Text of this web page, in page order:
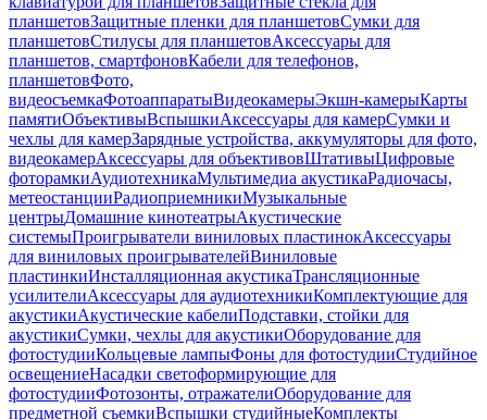
планшетовЗащитные пленки для планшетовСумки для
планшетовСтилусы для планшетовАксессуары для
планшетов, смартфоновКабели для телефонов,
планшетовФото,
видеосъемкаФотоаппаратыВидеокамерыЭкшн-камерыКарты
памятиОбъективыВспышкиАксессуары для камерСумки и
чехлы для камерЗарядные устройства, аккумуляторы для фото,
видеокамерАксессуары для объективовШтативыЦифровые
фоторамкиАудиотехникаМультимедиа акустикаРадиочасы,
метеостанцииРадиоприемникиМузыкальные
центрыДомашние кинотеатрыАкустические
системыПроигрыватели виниловых пластинокАксессуары
для виниловых проигрывателейВиниловые
пластинкиИнсталляционная акустикаТрансляционные
усилителиАксессуары для аудиотехникиКомплектующие для
акустикиАкустические кабелиПодставки, стойки для
акустикиСумки, чехлы для акустикиОборудование для
фотостудииКольцевые лампыФоны для фотостудииСтудийное
освещениеНасадки светоформирующие для
фотостудииФотозонты, отражателиОборудование для
предметной съемкиВспышки студийныеКомплекты